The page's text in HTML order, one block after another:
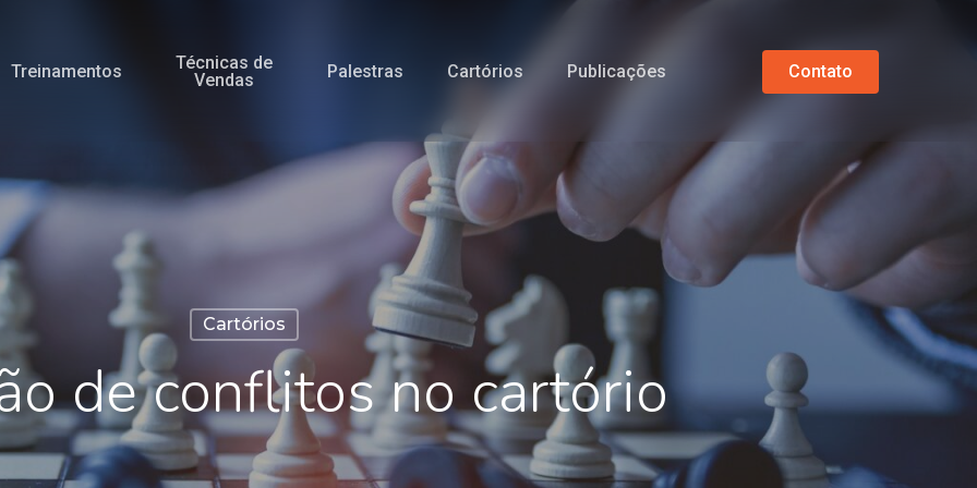
Treinamentos
Técnicas de
Vendas
Palestras Cartórios Publicações Contato
Cartórios
de conflitos no cartório